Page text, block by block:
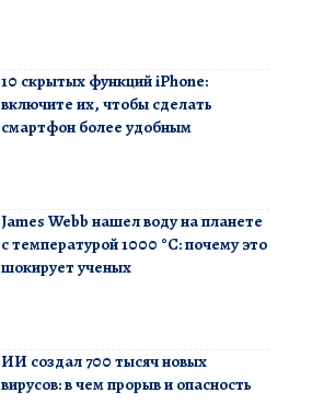
10 скрытых функций iPhone:
включите их, чтобы сделать
смартфон более удобным
James Webb нашел воду на планете
с температурой 1000 °C: почему это
шокирует ученых
ИИ создал 700 тысяч новых
вирусов: в чем прорыв и опасность